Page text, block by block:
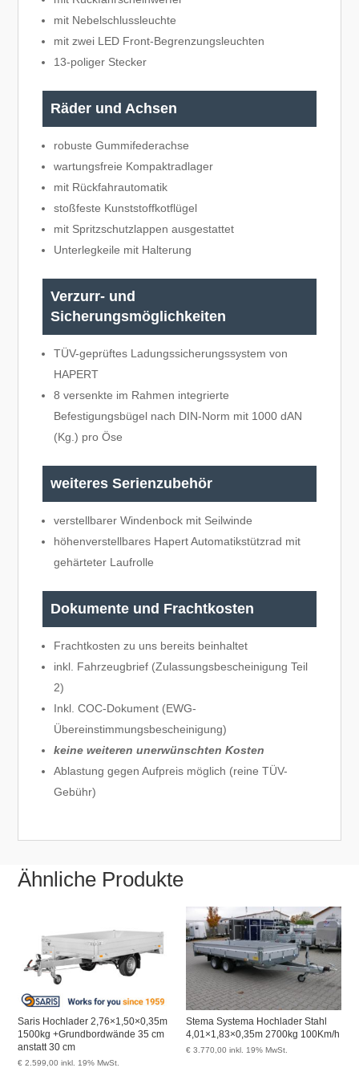
mit Nebelschlussleuchte
mit zwei LED Front-Begrenzungsleuchten
13-poliger Stecker
Räder und Achsen
robuste Gummifederachse
wartungsfreie Kompaktradlager
mit Rückfahrautomatik
stoßfeste Kunststoffkotflügel
mit Spritzschutzlappen ausgestattet
Unterlegkeile mit Halterung
Verzurr- und
Sicherungsmöglichkeiten
TÜV-geprüftes Ladungssicherungssystem von
HAPERT
8 versenkte im Rahmen integrierte
Befestigungsbügel nach DIN-Norm mit 1000 dAN
(Kg.) pro Öse
weiteres Serienzubehör
verstellbarer Windenbock mit Seilwinde
höhenverstellbares Hapert Automatikstützrad mit
gehärteter Laufrolle
Dokumente und Frachtkosten
Frachtkosten zu uns bereits beinhaltet
inkl. Fahrzeugbrief (Zulassungsbescheinigung Teil
2)
Inkl. COC-Dokument (EWG-
Übereinstimmungsbescheinigung)
keine weiteren unerwünschten Kosten
Ablastung gegen Aufpreis möglich (reine TÜV-
Gebühr)
Ähnliche Produkte
Saris Hochlader 2,76×1,50×0,35m
1500kg +Grundbordwände 35 cm
anstatt 30 cm
€ 2.599,00 inkl. 19% MwSt.
Stema Systema Hochlader Stahl
4,01×1,83×0,35m 2700kg 100Km/h
€ 3.770,00 inkl. 19% MwSt.